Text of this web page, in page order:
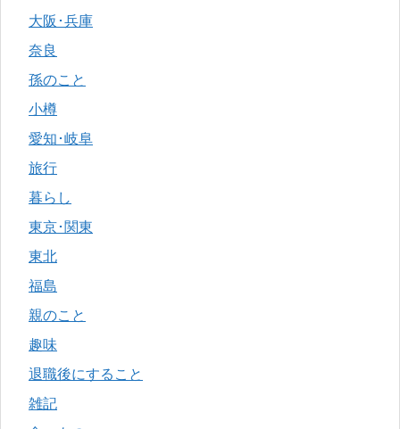
大阪･兵庫
奈良
孫のこと
小樽
愛知･岐阜
旅行
暮らし
東京･関東
東北
福島
親のこと
趣味
退職後にすること
雑記